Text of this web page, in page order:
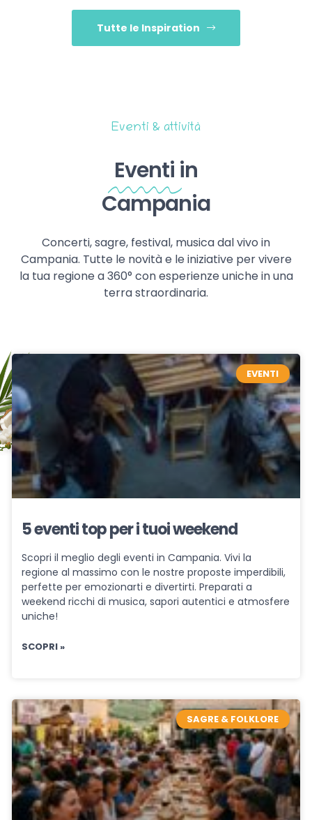
Tutte le Inspiration
Eventi & attività
Eventi in
Campania
Concerti, sagre, festival, musica dal vivo in
Campania. Tutte le novità e le iniziative per vivere
la tua regione a 360° con esperienze uniche in una
terra straordinaria.
EVENTI
5 eventi top per i tuoi weekend
Scopri il meglio degli eventi in Campania. Vivi la
regione al massimo con le nostre proposte imperdibili,
perfette per emozionarti e divertirti. Preparati a
weekend ricchi di musica, sapori autentici e atmosfere
uniche!
SCOPRI »
SAGRE & FOLKLORE